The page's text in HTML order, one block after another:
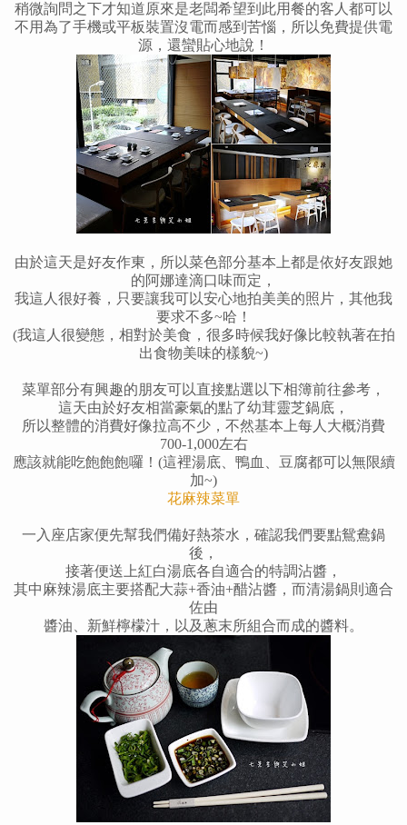
稍微詢問之下才知道原來是老闆希望到此用餐的客人都可以
不用為了手機或平板裝置沒電而感到苦惱，所以免費提供電
源，還蠻貼心地說 ！
由於這天是好友作東，所以菜色部分基本上都是依好友跟她
的阿娜達滴口味而定，
我這人很好養，只要讓我可以安心地拍美美的照片，其他我
要求不多~哈 ！
(我這人很變態，相對於美食，很多時候我好像比較執著在拍
出食物美味的樣貌~)
菜單部分有興趣的朋友可以直接點選以下相簿前往參考，
這天由於好友相當豪氣的點了幼茸靈芝鍋底，
所以整體的消費好像拉高不少，不然基本上每人大概消費
700-1,000左右
應該就能吃飽飽飽囉 ！(這裡湯底、鴨血、豆腐都可以無限續
加~)
花麻辣菜單
一入座店家便先幫我們備好熱茶水，確認我們要點鴛鴦鍋
後，
接著便送上紅白湯底各自適合的特調沾醬，
其中麻辣湯底主要搭配大蒜+香油+醋沾醬，而清湯鍋則適合
佐由
醬油、新鮮檸檬汁，以及蔥末所組合而成的醬料。